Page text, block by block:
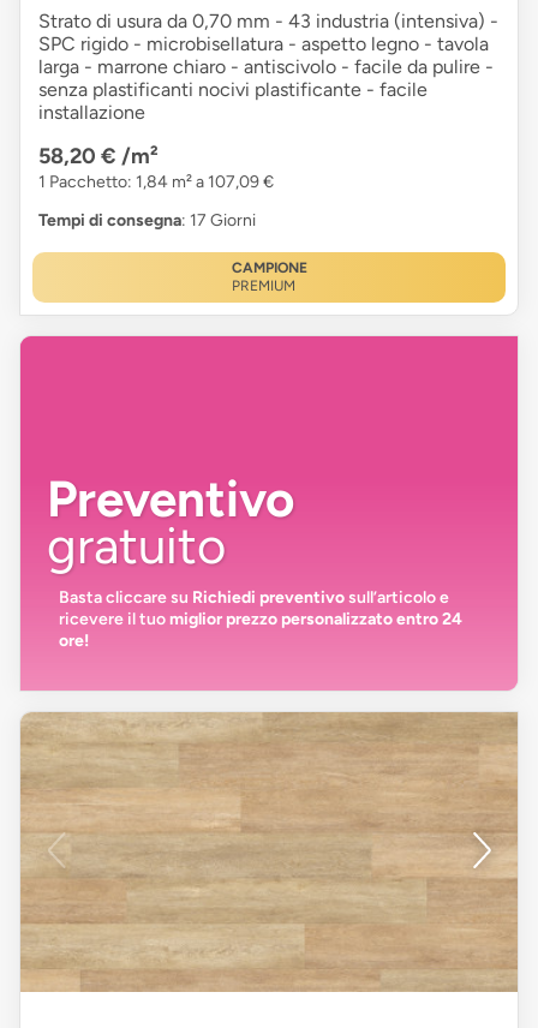
Strato di usura da 0,70 mm - 43 industria (intensiva) -
SPC rigido - microbisellatura - aspetto legno - tavola
larga - marrone chiaro - antiscivolo - facile da pulire -
senza plastificanti nocivi plastificante - facile
installazione
58,20 € /m²
1 Pacchetto: 1,84 m² a 107,09 €
Tempi di consegna: 17 Giorni
CAMPIONE
PREMIUM
Preventivo
gratuito
Basta cliccare su Richiedi preventivosull’articolo e
ricevere il tuomiglior prezzo personalizzato entro 24
ore!